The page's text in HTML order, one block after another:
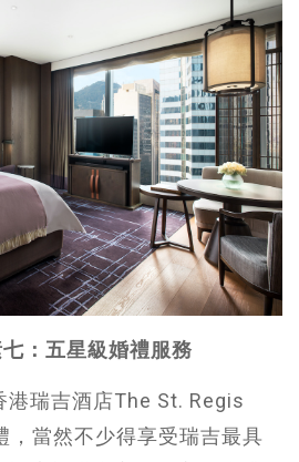
：五星級婚禮服務
港瑞吉酒店The St. Regis
，當然不少得享受瑞吉最具